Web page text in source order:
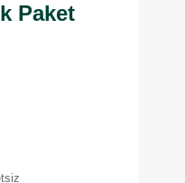
Paket